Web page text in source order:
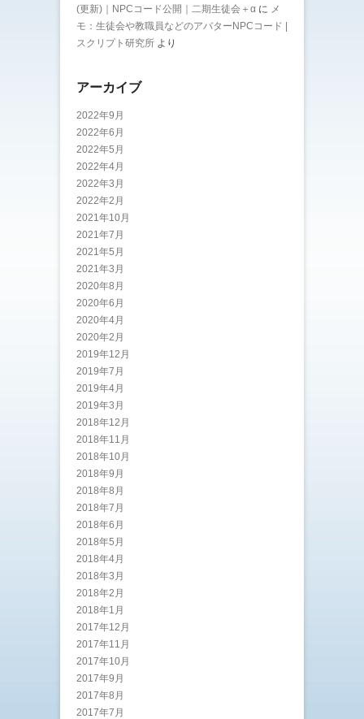
(更新)｜NPCコード公開｜二期生徒会＋α に メ
モ：生徒会や教職員などのアバターNPCコード |
スクリプト研究所 より
アーカイブ
2022年9月
2022年6月
2022年5月
2022年4月
2022年3月
2022年2月
2021年10月
2021年7月
2021年5月
2021年3月
2020年8月
2020年6月
2020年4月
2020年2月
2019年12月
2019年7月
2019年4月
2019年3月
2018年12月
2018年11月
2018年10月
2018年9月
2018年8月
2018年7月
2018年6月
2018年5月
2018年4月
2018年3月
2018年2月
2018年1月
2017年12月
2017年11月
2017年10月
2017年9月
2017年8月
2017年7月